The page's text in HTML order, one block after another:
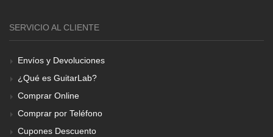
SERVICIO AL CLIENTE
Envíos y Devoluciones
¿Qué es GuitarLab?
Comprar Online
Comprar por Teléfono
Cupones Descuento